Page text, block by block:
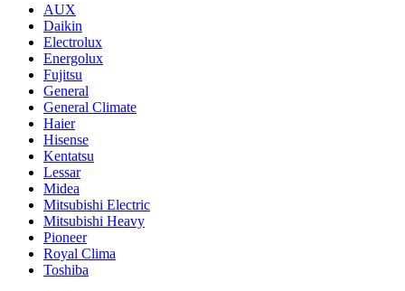
AUX
Daikin
Electrolux
Energolux
Fujitsu
General
General Climate
Haier
Hisense
Kentatsu
Lessar
Midea
Mitsubishi Electric
Mitsubishi Heavy
Pioneer
Royal Clima
Toshiba